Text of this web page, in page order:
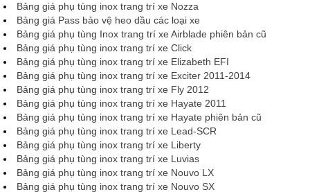
Bảng giá phụ tùng inox trang trí xe Nozza
Bảng giá Pass bảo vệ heo dầu các loại xe
Bảng giá phụ tùng Inox trang trí xe Airblade phiên bản cũ
Bảng giá phụ tùng inox trang trí xe Click
Bảng giá phụ tùng inox trang trí xe Elizabeth EFI
Bảng giá phụ tùng inox trang trí xe Exciter 2011-2014
Bảng giá phụ tùng inox trang trí xe Fly 2012
Bảng giá phụ tùng inox trang trí xe Hayate 2011
Bảng giá phụ tùng inox trang trí xe Hayate phiên bản cũ
Bảng giá phụ tùng inox trang trí xe Lead-SCR
Bảng giá phụ tùng inox trang trí xe Liberty
Bảng giá phụ tùng inox trang trí xe Luvias
Bảng giá phụ tùng inox trang trí xe Nouvo LX
Bảng giá phụ tùng inox trang trí xe Nouvo SX